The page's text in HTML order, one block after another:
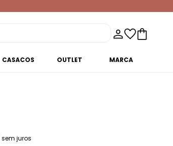
CASACOS OUTLET MARCA
sem juros